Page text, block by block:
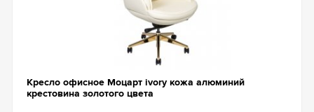
Кресло офисное Моцарт ivоry кожа алюминий
крестовина золотого цвета